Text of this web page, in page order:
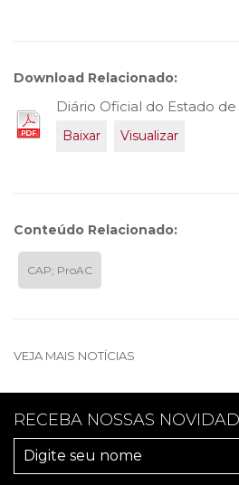
Download Relacionado:
Diário Oficial do Estado de
Baixar Visualizar
Conteúdo Relacionado:
CAP; ProAC
VEJA MAIS NOTÍCIAS
RECEBA NOSSAS